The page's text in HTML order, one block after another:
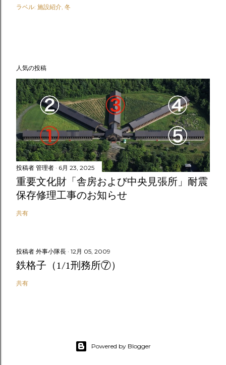
ラベル: 施設紹介 冬
人気の投稿
投稿者 管理者 6月 23, 2025
重要文化財「舎房および中央見張所」耐震
保存修理工事のお知らせ
共有
投稿者 外事小隊長 12月 05, 2009
鉄格子（1/1刑務所⑦）
共有
Powered by Blogger